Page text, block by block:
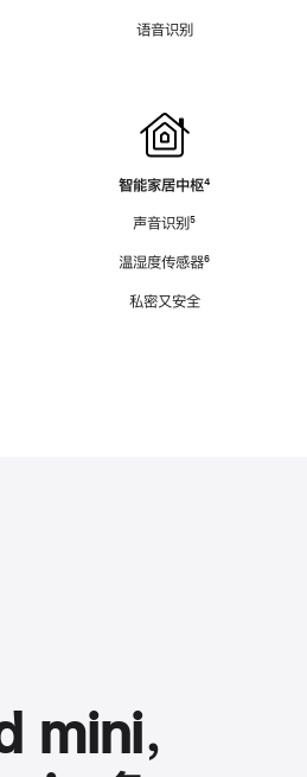
语音识别
智能家居中枢脚
⁴
声音识别脚
⁵
温湿度传感器脚
⁶
私密又安全
mini，